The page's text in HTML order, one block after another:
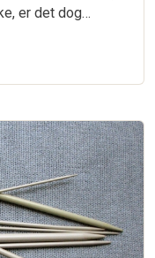
er det dog…